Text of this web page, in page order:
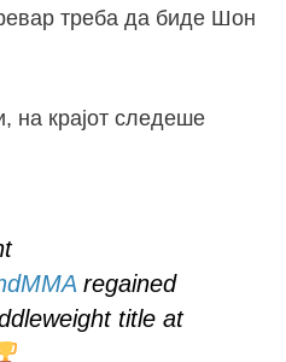
треба да биде Шон
на крајот следеше
regained
title at